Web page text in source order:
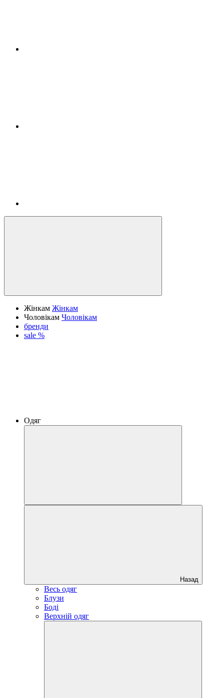
Жінкам Жінкам
Чоловікам Чоловікам
бренди
sale %
Одяг
Назад
Весь одяг
Блузи
Боді
Верхній одяг